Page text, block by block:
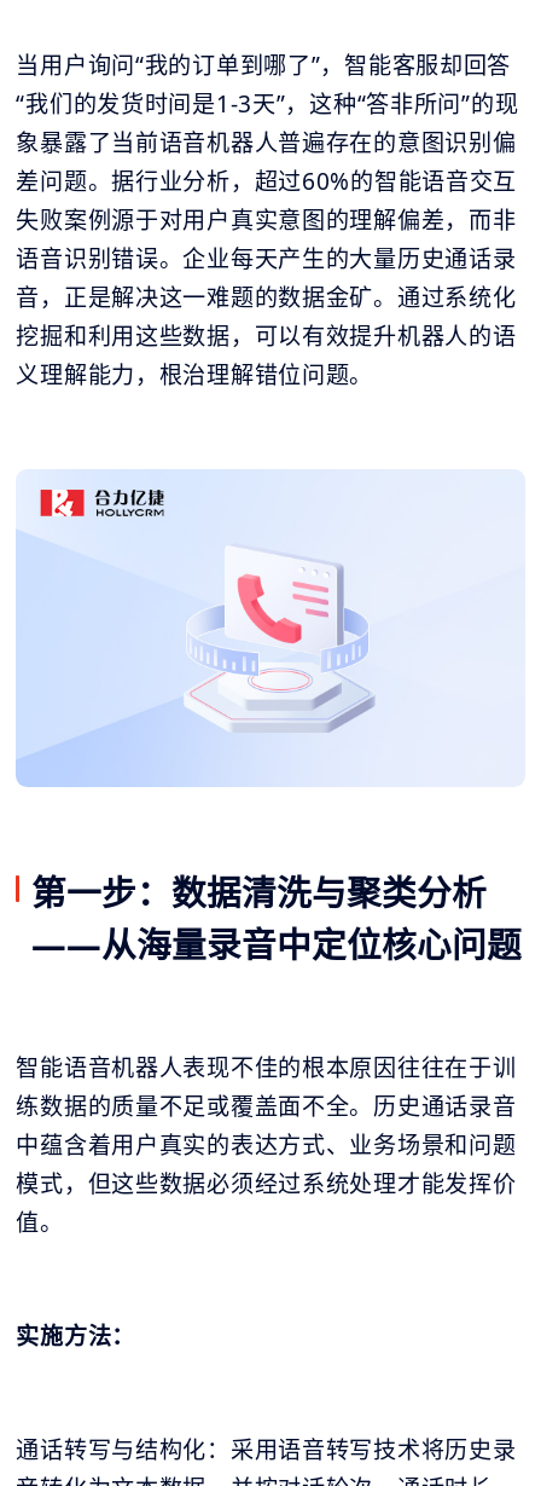
当用户询问“我的订单到哪了”，智能客服却回答
“我们的发货时间是1-3天”，这种“答非所问”的现
象暴露了当前语音机器人普遍存在的意图识别偏
差问题。据行业分析，超过60%的智能语音交互
失败案例源于对用户真实意图的理解偏差，而非
语音识别错误。企业每天产生的大量历史通话录
音，正是解决这一难题的数据金矿。通过系统化
挖掘和利用这些数据，可以有效提升机器人的语
义理解能力，根治理解错位问题。
第一步：数据清洗与聚类分析
——从海量录音中定位核心问题
智能语音机器人表现不佳的根本原因往往在于训
练数据的质量不足或覆盖面不全。历史通话录音
中蕴含着用户真实的表达方式、业务场景和问题
模式，但这些数据必须经过系统处理才能发挥价
值。
实施方法：
通话转写与结构化：采用语音转写技术将历史录